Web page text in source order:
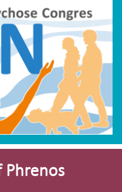
Phrenos